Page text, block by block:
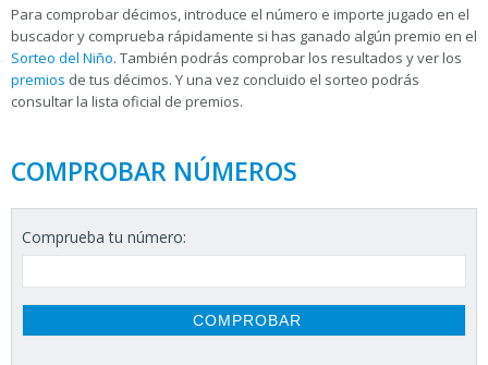
Para comprobar décimos, introduce el número e importe jugado en el
buscador y comprueba rápidamente si has ganado algún premio en el
Sorteo del Niño. También podrás comprobar los resultados y ver los
premios de tus décimos. Y una vez concluido el sorteo podrás
consultar la lista oficial de premios.
COMPROBAR NÚMEROS
Comprueba tu número: